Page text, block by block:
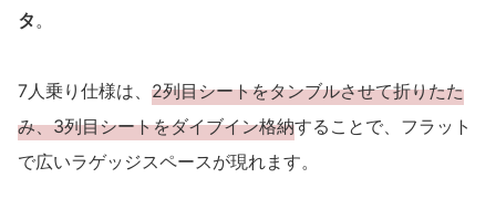
タ。
7人乗り仕様は、 2列目シートをタンブルさせて折りたた
み、3列目シートをダイブイン格納することで、フラット
で広いラゲッジスペースが現れます。